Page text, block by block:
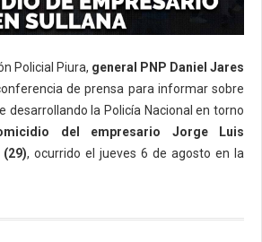
Policial Piura, general PNP Daniel Jares
de prensa para informar sobre
desarrollando la Policía Nacional en torno
del empresario Jorge Luis
(29), ocurrido el jueves 6 de agosto en la